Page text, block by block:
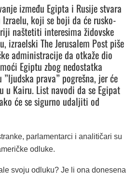
između Egipta i Rusije stvara
koji se boji da će rusko-
naštetiti interesima židovske
izraelski The Jerusalem Post piše
administracije da otkaže dio
Egiptu zbog nedostatka
prava” pogrešna, jer će
Kairu. List navodi da se Egipat
će se sigurno udaljiti od
parlamentarci i analitičari su
odluke.
svoju odluku? Je li ona donesena